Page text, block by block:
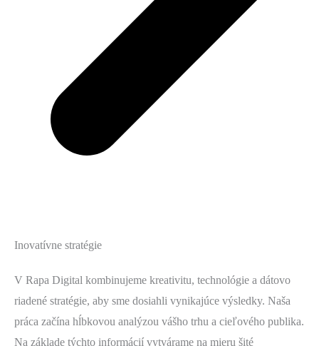
Inovatívne stratégie
V Rapa Digital kombinujeme kreativitu, technológie a dátovo
riadené stratégie, aby sme dosiahli vynikajúce výsledky. Naša
práca začína hĺbkovou analýzou vášho trhu a cieľového publika.
Na základe týchto informácií vytvárame na mieru šité